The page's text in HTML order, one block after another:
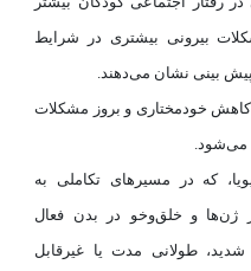
بیرونی بیشتری در شرایط
بینی نشان می‌دهند.
خودمختاری و بروز مشکلات
می‌شود.
که در مسیرهای تکاملی به
ژن‌ها و خلق‌وخو در بدن فعال
طولانی مدت یا غیرقابل